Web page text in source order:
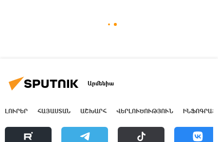
Արմենիա
ԼՈՒՐԵՐ ՀԱՅԱՍՏԱՆ ԱՇԽԱՐՀ ՎԵՐԼՈՒԾՈՒԹՅՈՒՆ